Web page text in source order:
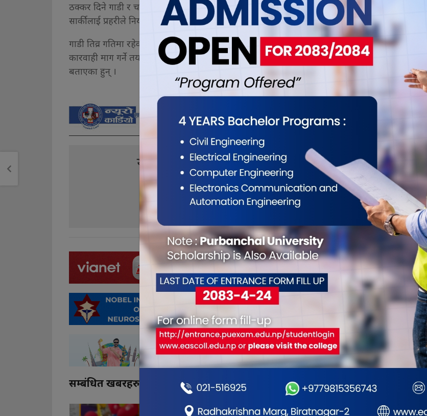
ठक्कर दिने गाडी र चालक पाँचथरको फाल्गुनन्द गाउँपालिका–१ का अन्दाजी ४० वर्षीय गम्भीरमान
सार्कीलाई प्रहरीले नियन्त्रणमा लिएको छ ।
गाडी तिव्र गतिमा रहेका कारण दुर्घटना भएको बताइएको छ । स्थानीयले यो घटनामा संलग्नलाई हदैसम्मको
कारवाही माग गर्ने तयारी गरेका छन् । सवारी ज्यान मात्रै नभई यो लापर्वाहीपूर्ण दुर्घटना भएको उनीहरुले
बताएका हुन् ।
यो खबर पढेर तपाईलाई कस्तो महसुस भयो ?
0 0 0
सम्बंधित खबरहरु